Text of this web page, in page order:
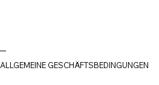
ALLGEMEINE GESCHÄFTSBEDINGUNGEN